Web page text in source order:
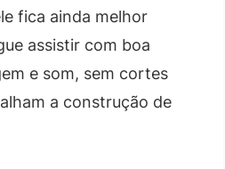
fica ainda melhor
assistir com boa
e som, sem cortes
a construção de